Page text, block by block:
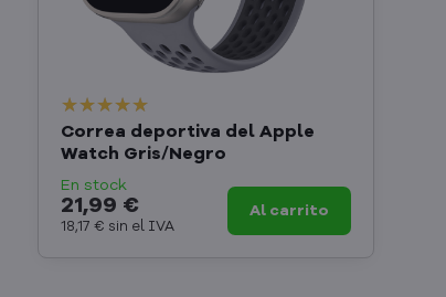
Correa deportiva del Apple
Watch Gris/Negro
En stock
21,99 €
18,17 € sin el IVA
Al carrito